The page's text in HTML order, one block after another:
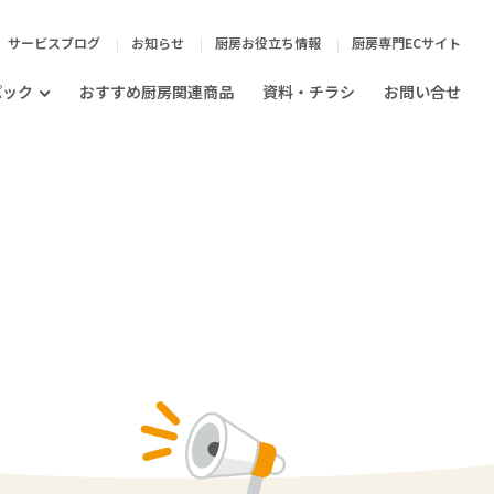
サービスブログ お知らせ 厨房お役立ち情報 厨房専門ECサイト
ク おすすめ厨房関連商品 資料・チラシ お問い合せ